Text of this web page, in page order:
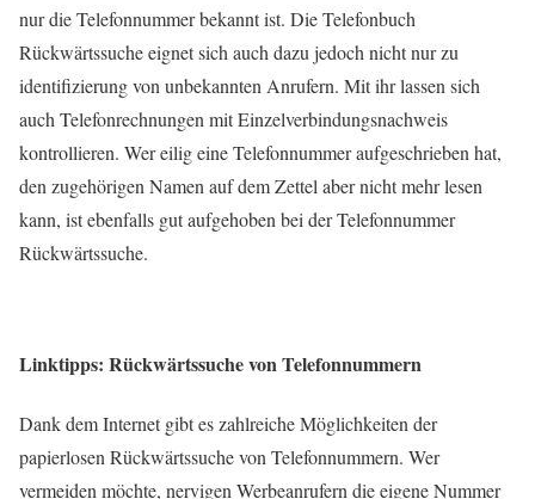
nur die Telefonnummer bekannt ist. Die Telefonbuch
Rückwärtssuche eignet sich auch dazu jedoch nicht nur zu
identifizierung von unbekannten Anrufern. Mit ihr lassen sich
auch Telefonrechnungen mit Einzelverbindungsnachweis
kontrollieren. Wer eilig eine Telefonnummer aufgeschrieben hat,
den zugehörigen Namen auf dem Zettel aber nicht mehr lesen
kann, ist ebenfalls gut aufgehoben bei der Telefonnummer
Rückwärtssuche.
Linktipps: Rückwärtssuche von Telefonnummern
Dank dem Internet gibt es zahlreiche Möglichkeiten der
papierlosen Rückwärtssuche von Telefonnummern. Wer
vermeiden möchte, nervigen Werbeanrufern die eigene Nummer